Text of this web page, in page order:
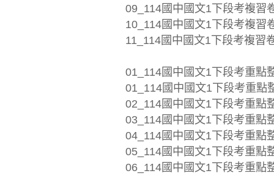
09_114國中國文1下段考複習
10_114國中國文1下段考複習
11_114國中國文1下段考複習
01_114國中國文1下段考重點
01_114國中國文1下段考重點
02_114國中國文1下段考重點
03_114國中國文1下段考重點
04_114國中國文1下段考重點
05_114國中國文1下段考重點
06_114國中國文1下段考重點